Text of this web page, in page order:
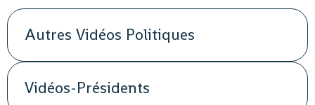
Autres Vidéos Politiques
Vidéos-Présidents